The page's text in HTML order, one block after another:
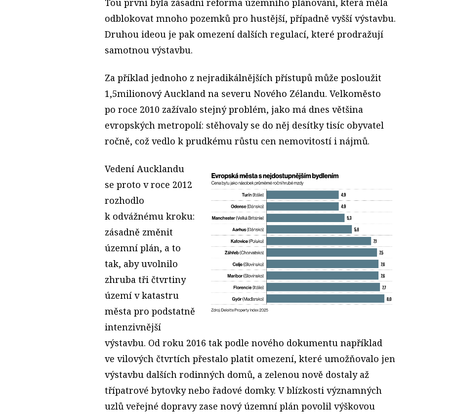
odblokovat mnoho pozemků pro hustější, případně vyšší výstavbu.
Druhou ideou je pak omezení dalších regulací, které prodražují
samotnou výstavbu.
Za příklad jednoho z nejradikálnějších přístupů může posloužit
1,5milionový Auckland na severu Nového Zélandu. Velkoměsto
po roce 2010 zažívalo stejný problém, jako má dnes většina
evropských metropolí: stěhovaly se do něj desítky tisíc obyvatel
ročně, což vedlo k prudkému růstu cen nemovitostí i nájmů.
Vedení Aucklandu
se proto v roce 2012
rozhodlo
k odvážnému kroku:
zásadně změnit
územní plán, a to
tak, aby uvolnilo
zhruba tři čtvrtiny
území v katastru
města pro podstatně
intenzivnější
výstavbu. Od roku 2016 tak podle nového dokumentu například
ve vilových čtvrtích přestalo platit omezení, které umožňovalo jen
výstavbu dalších rodinných domů, a zelenou nově dostaly až
třípatrové bytovky nebo řadové domky. V blízkosti významných
uzlů veřejné dopravy zase nový územní plán povolil výškovou